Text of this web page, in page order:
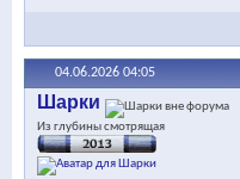
04.06.2026 04:05
Шарки
Из глубины смотрящая